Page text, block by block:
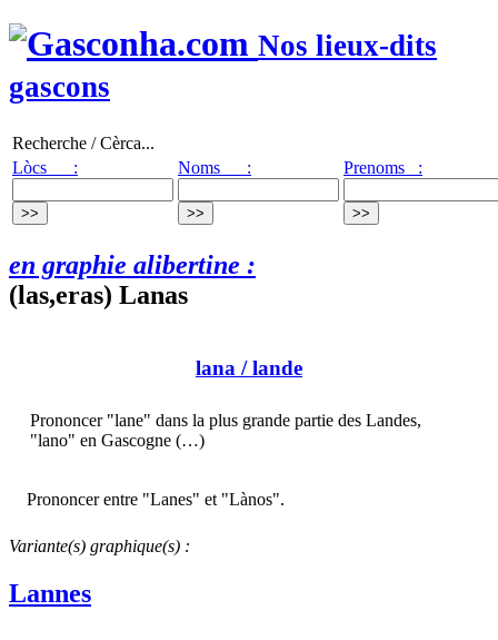
Nos lieux-dits
gascons
Recherche / Cèrca...
Lòcs :
Noms : Prenoms :
en graphie alibertine :
(las,eras) Lanas
lana / lande
Prononcer "lane" dans la plus grande partie des Landes,
"lano" en Gascogne (…)
Prononcer entre "Lanes" et "Lànos".
Variante(s) graphique(s) :
Lannes